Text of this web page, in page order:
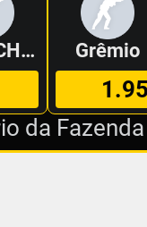
BORRACHEIROS Grêmio
da